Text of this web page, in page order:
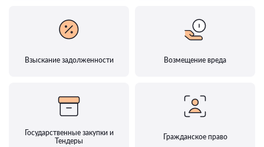
Взыскание задолженности Возмещение вреда
Государственные закупки и
Тендеры
Гражданское право